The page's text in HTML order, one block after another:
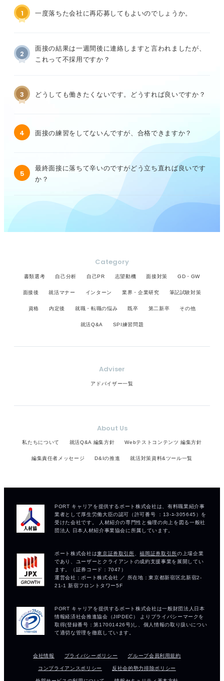
1 一度落ちた会社に再応募してもよいのでしょうか。
2
面接の結果は一週間後に連絡しますと言われましたが、
これって不採用ですか？
3 どうしても働きたくないです。どうすれば良いですか？
4 面接の練習をしてないんですが、合格できますか？
5
最終面接に落ちて辛いのですがどう立ち直れば良いです
か？
Category
書類選考 自己分析 自己PR 志望動機 面接対策 GD・GW
面接後 就活マナー インターン 業界・企業研究 筆記試験対策
資格 内定後 就職・転職の悩み 既卒 第二新卒 その他
就活Q&A SPI練習問題
Adviser
アドバイザー一覧
About Us
私たちについて 就活Q&A 編集方針 Webテストコンテンツ 編集方針
編集責任者メッセージ D&Iの推進 就活対策資料&ツール一覧
会社情報 プライバシーポリシー グループ会員利用規約
コンプライアンスポリシー 反社会的勢力排除ポリシー